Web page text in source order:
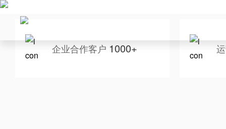
企业合作客户 1000+